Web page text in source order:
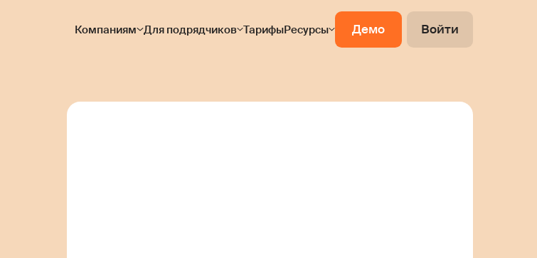
Компаниям Для подрядчиков ТарифыРесурсы Демо Войти